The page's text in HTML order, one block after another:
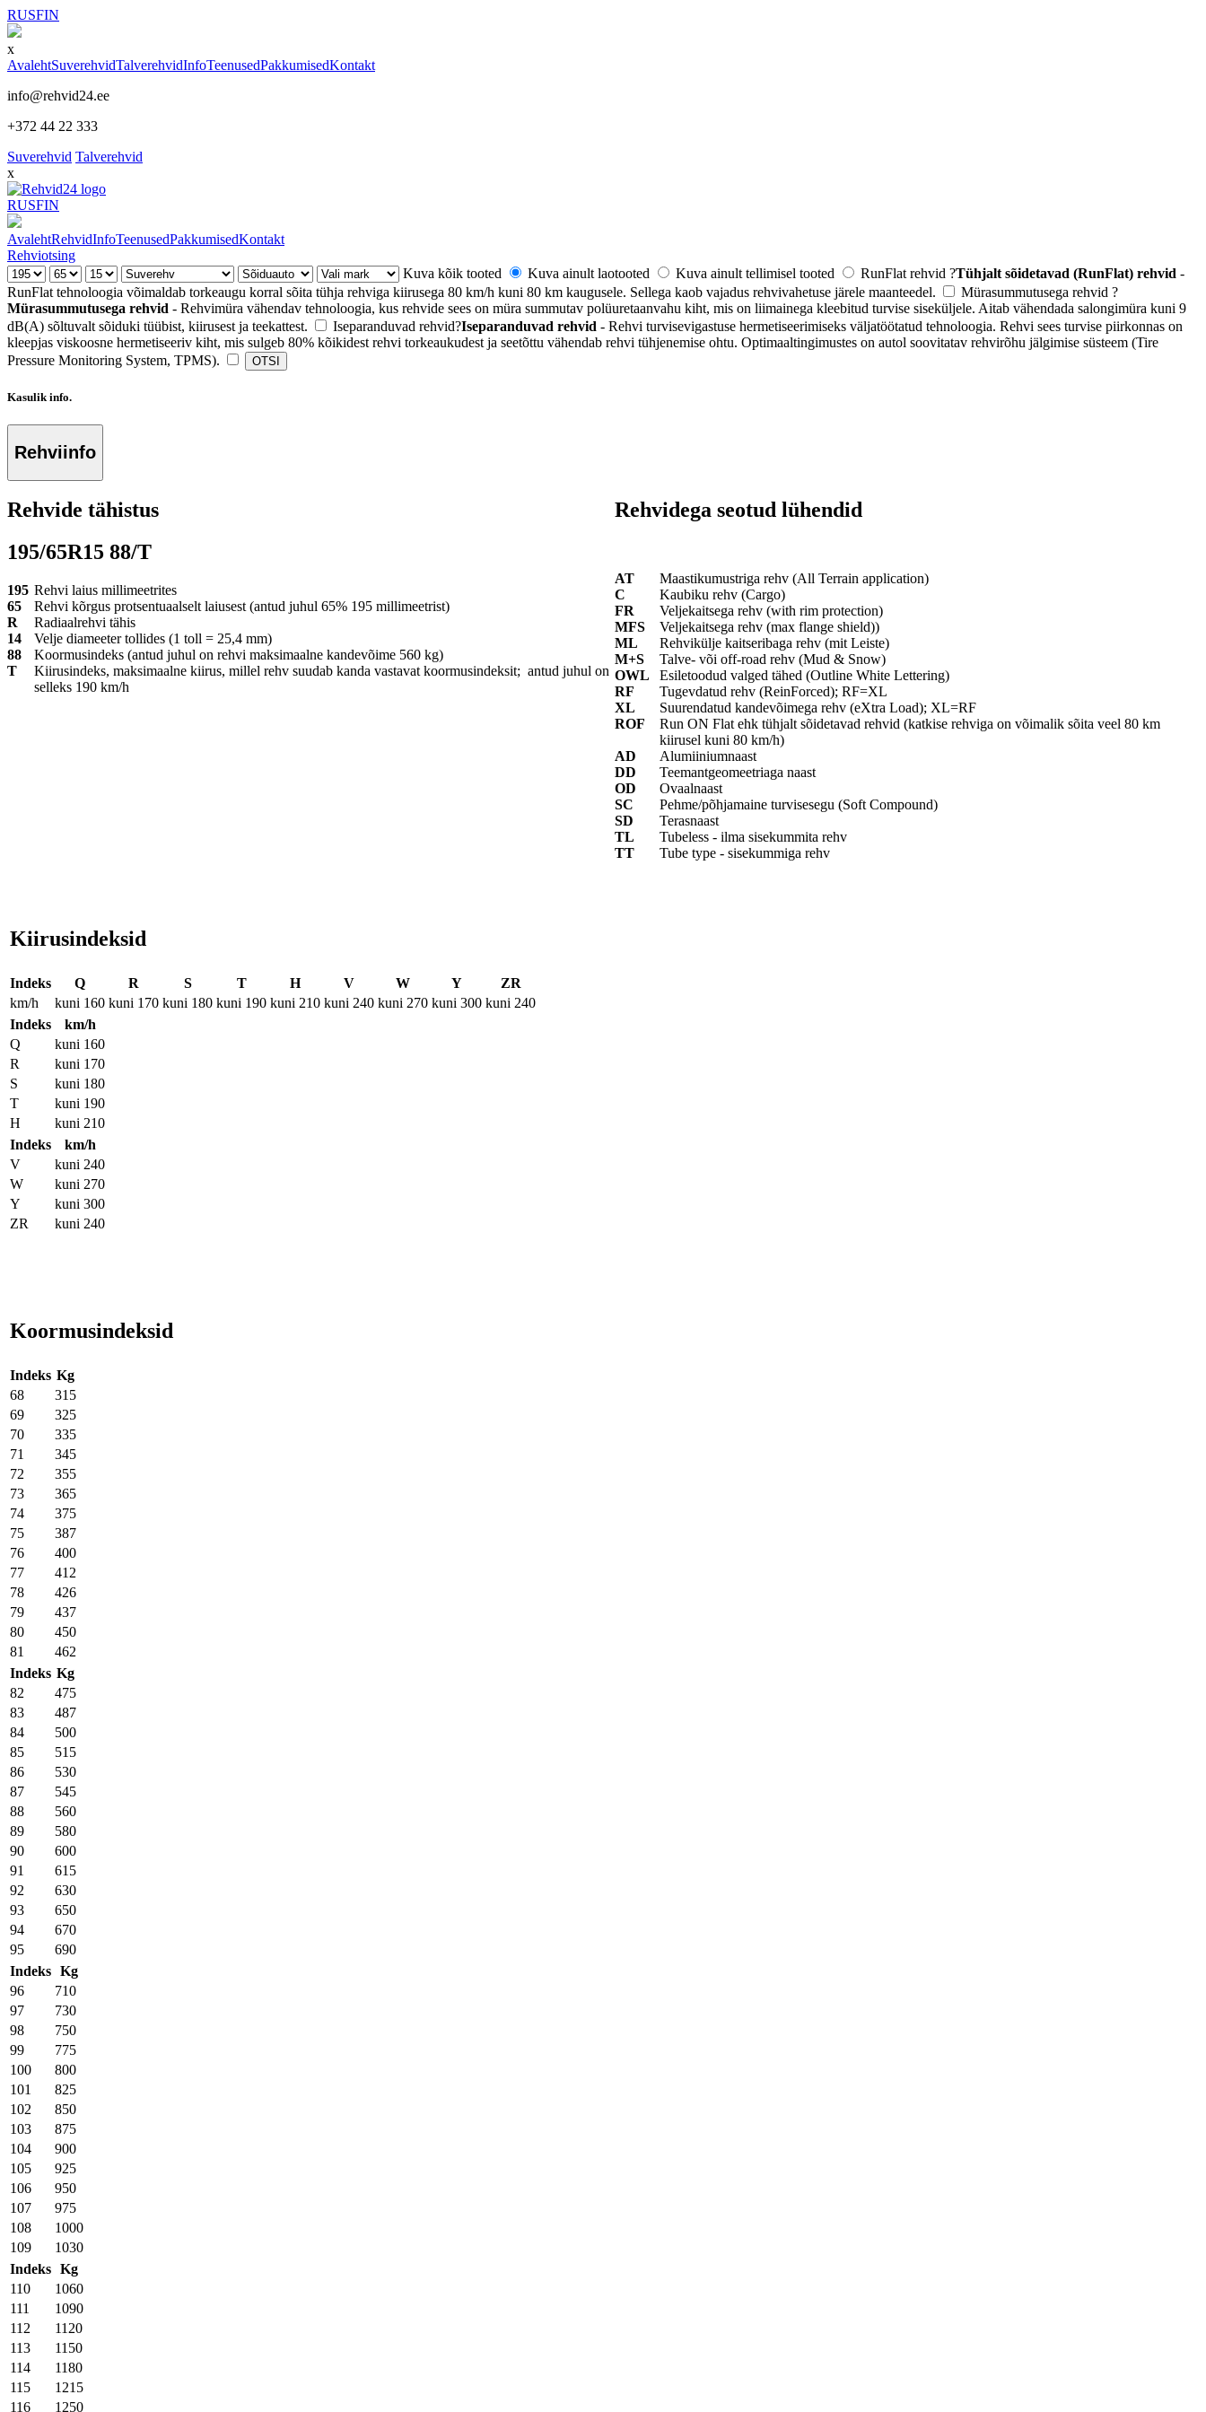
RUSFIN
x
AvalehtSuverehvidTalverehvidInfoTeenusedPakkumisedKontakt
info@rehvid24.ee
+372 44 22 333
Suverehvid Talverehvid
x
RUSFIN
AvalehtRehvidInfoTeenusedPakkumisedKontakt
Rehviotsing
Kuva kõik tooted
Kuva ainult laotooted Kuva ainult tellimisel tooted RunFlat rehvid ?Tühjalt sõidetavad (RunFlat) rehvid -
RunFlat tehnoloogia võimaldab torkeaugu korral sõita tühja rehviga kiirusega 80 km/h kuni 80 km kaugusele. Sellega kaob vajadus rehvivahetuse järele maanteedel.
Mürasummutusega rehvid ?
Mürasummutusega rehvid - Rehvimüra vähendav tehnoloogia, kus rehvide sees on müra summutav polüuretaanvahu kiht, mis on liimainega kleebitud turvise siseküljele. Aitab vähendada salongimüra kuni 9
dB(A) sõltuvalt sõiduki tüübist, kiirusest ja teekattest.
Iseparanduvad rehvid?Iseparanduvad rehvid - Rehvi turvisevigastuse hermetiseerimiseks väljatöötatud tehnoloogia. Rehvi sees turvise piirkonnas on
kleepjas viskoosne hermetiseeriv kiht, mis sulgeb 80% kõikidest rehvi torkeaukudest ja seetõttu vähendab rehvi tühjenemise ohtu. Optimaaltingimustes on autol soovitatav rehvirõhu jälgimise süsteem (Tire
Pressure Monitoring System, TPMS).
Kasulikinfo.
Rehviinfo
Rehvide tähistus
195/65R15 88/T
195 Rehvi laius millimeetrites
65
Rehvi kõrgus protsentuaalselt laiusest (antud juhul 65% 195 millimeetrist)
R
Radiaalrehvi tähis
14
Velje diameeter tollides (1 toll = 25,4 mm)
88
Koormusindeks (antud juhul on rehvi maksimaalne kandevõime 560 kg)
T
Kiirusindeks, maksimaalne kiirus, millel rehv suudab kanda vastavat koormusindeksit; antud juhul on
selleks 190 km/h
Rehvidega seotud lühendid
AT
Maastikumustriga rehv (All Terrain application)
C
Kaubiku rehv (Cargo)
FR
Veljekaitsega rehv (with rim protection)
MFS
Veljekaitsega rehv (max flange shield))
ML
Rehvikülje kaitseribaga rehv (mit Leiste)
M+S
Talve- või off-road rehv (Mud & Snow)
OWL
Esiletoodud valged tähed (Outline White Lettering)
RF
Tugevdatud rehv (ReinForced); RF=XL
XL
Suurendatud kandevõimega rehv (eXtra Load); XL=RF
ROF
Run ON Flat ehk tühjalt sõidetavad rehvid (katkise rehviga on võimalik sõita veel 80 km
kiirusel kuni 80 km/h)
AD
Alumiiniumnaast
DD
Teemantgeomeetriaga naast
OD
Ovaalnaast
SC
Pehme/põhjamaine turvisesegu (Soft Compound)
SD
Terasnaast
TL
Tubeless - ilma sisekummita rehv
TT
Tube type - sisekummiga rehv
Kiirusindeksid
Indeks Q R S T H V W Y
ZR
km/h
kuni 160 kuni 170 kuni 180 kuni 190 kuni 210 kuni 240 kuni 270 kuni 300 kuni 240
Indeks
km/h
Q
kuni 160
R
kuni 170
S
kuni 180
T
kuni 190
H
kuni 210
Indeks
km/h
V
kuni 240
W
kuni 270
Y
kuni 300
ZR
kuni 240
Koormusindeksid
Indeks Kg
68
315
69
325
70
335
71
345
72
355
73
365
74
375
75
387
76
400
77
412
78
426
79
437
80
450
81
462
Indeks Kg
82
475
83
487
84
500
85
515
86
530
87
545
88
560
89
580
90
600
91
615
92
630
93
650
94
670
95
690
Indeks Kg
96
710
97
730
98
750
99
775
100
800
101
825
102
850
103
875
104
900
105
925
106
950
107
975
108
1000
109
1030
Indeks Kg
110
1060
111
1090
112
1120
113
1150
114
1180
115
1215
116
1250